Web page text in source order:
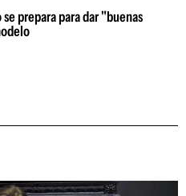
prepara para dar "buenas